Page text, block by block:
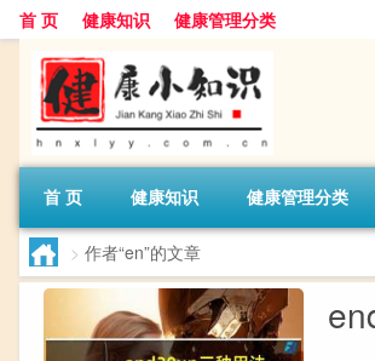
首 页 健康知识 健康管理分类
首 页 健康知识 健康管理分类
> 作者“en”的文章